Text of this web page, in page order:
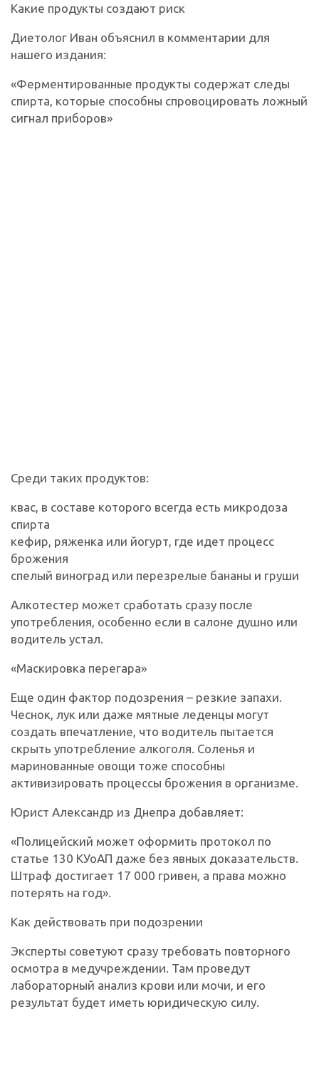
Какие продукты создают риск
Диетолог Иван объяснил в комментарии для
нашего издания:
«Ферментированные продукты содержат следы
спирта, которые способны спровоцировать ложный
сигнал приборов»
Среди таких продуктов:
квас, в составе которого всегда есть микродоза
спирта
кефир, ряженка или йогурт, где идет процесс
брожения
спелый виноград или перезрелые бананы и груши
Алкотестер может сработать сразу после
употребления, особенно если в салоне душно или
водитель устал.
«Маскировка перегара»
Еще один фактор подозрения – резкие запахи.
Чеснок, лук или даже мятные леденцы могут
создать впечатление, что водитель пытается
скрыть употребление алкоголя. Соленья и
маринованные овощи тоже способны
активизировать процессы брожения в организме.
Юрист Александр из Днепра добавляет:
«Полицейский может оформить протокол по
статье 130 КУоАП даже без явных доказательств.
Штраф достигает 17 000 гривен, а права можно
потерять на год».
Как действовать при подозрении
Эксперты советуют сразу требовать повторного
осмотра в медучреждении. Там проведут
лабораторный анализ крови или мочи, и его
результат будет иметь юридическую силу.